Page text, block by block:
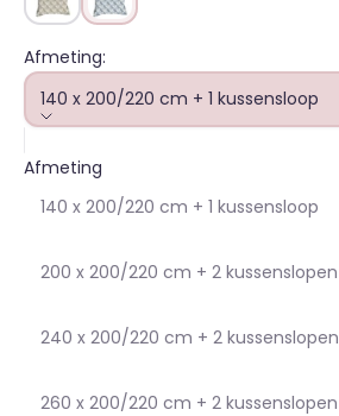
Afmeting:
140 x 200/220 cm + 1 kussensloop
Afmeting
140 x 200/220 cm + 1 kussensloop
200 x 200/220 cm + 2 kussenslopen
240 x 200/220 cm + 2 kussenslopen
260 x 200/220 cm + 2 kussenslopen